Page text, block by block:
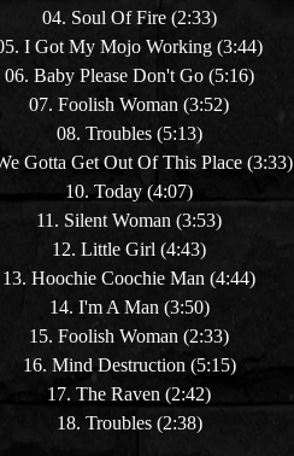
04. Soul Of Fire (2:33)
I Got My Mojo Working (3:44)
06. Baby Please Don't Go (5:16)
07. Foolish Woman (3:52)
08. Troubles (5:13)
Gotta Get Out Of This Place (3:33)
10. Today (4:07)
11. Silent Woman (3:53)
12. Little Girl (4:43)
13. Hoochie Coochie Man (4:44)
14. I'm A Man (3:50)
15. Foolish Woman (2:33)
16. Mind Destruction (5:15)
17. The Raven (2:42)
18. Troubles (2:38)